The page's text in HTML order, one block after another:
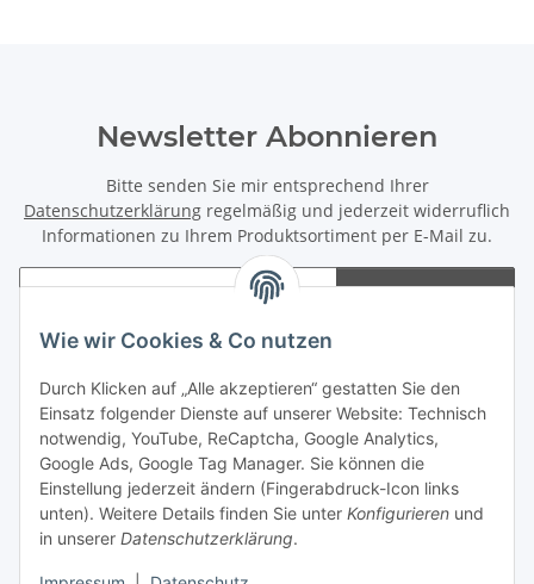
Wie wir Cookies & Co nutzen
Durch Klicken auf „Alle akzeptieren“ gestatten Sie den
Einsatz folgender Dienste auf unserer Website: Technisch
notwendig, YouTube, ReCaptcha, Google Analytics,
Google Ads, Google Tag Manager. Sie können die
Einstellung jederzeit ändern (Fingerabdruck-Icon links
unten). Weitere Details finden Sie unter Konfigurieren und
in unserer Datenschutzerklärung.
Newsletter Abonnieren
Bitte senden Sie mir entsprechend Ihrer
Datenschutzerklärung regelmäßig und jederzeit widerruflich
Informationen zu Ihrem Produktsortiment per E-Mail zu.
Abonnieren
Newsletter Abonnieren
Informationen
Gesetzliche Informationen
Spieletreffs in Jülich & Umgebung